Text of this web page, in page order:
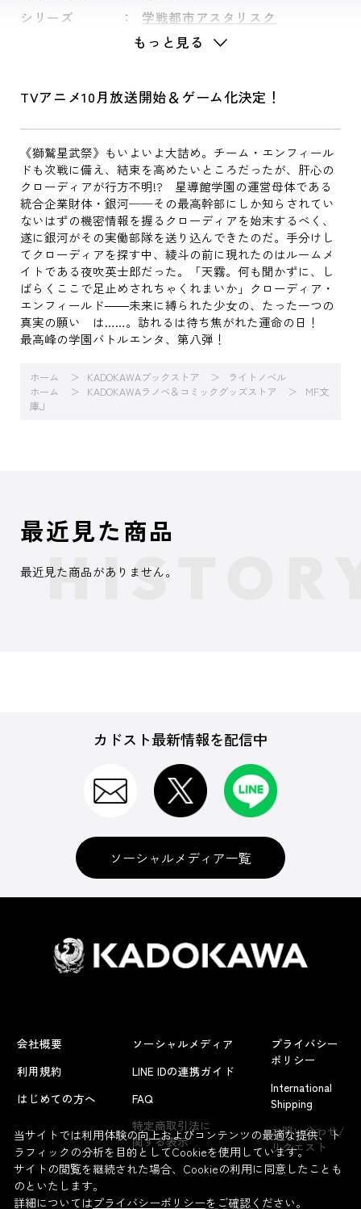
シリーズ
学戦都市アスタリスク
もっと見る
TVアニメ10月放送開始＆ゲーム化決定！
《獅鷲星武祭》もいよいよ大詰め。チーム・エンフィール
ドも次戦に備え、結束を高めたいところだったが、肝心の
クローディアが行方不明!? 星導館学園の運営母体である
統合企業財体・銀河──その最高幹部にしか知らされてい
ないはずの機密情報を握るクローディアを始末するべく、
遂に銀河がその実働部隊を送り込んできたのだ。手分けし
てクローディアを探す中、綾斗の前に現れたのはルームメ
イトである夜吹英士郎だった。「天霧。何も聞かずに、し
ばらくここで足止めされちゃくれまいか」クローディア・
エンフィールド――未来に縛られた少女の、たった一つの
真実の願い は……。訪れるは待ち焦がれた運命の日！
最高峰の学園バトルエンタ、第八弾！
ホーム KADOKAWAブックストア
ライトノベル
ホーム
KADOKAWAラノベ＆コミックグッズストア
MF文
庫J
よくあるお問い合わせ
最近見た商品
最近見た商品がありません。
カドスト最新情報を配信中
ソーシャルメディア一覧
会社概要
利用規約
はじめての方へ
ソーシャルメディア
LINE IDの連携ガイド
FAQ
特定商取引法に
関する表示
プライバシー
ポリシー
International
Shipping
お問い合わせ/
リクエスト
当サイトでは利用体験の向上およびコンテンツの最適な提供、ト
ラフィックの分析を目的としてCookieを使用しています。
サイトの閲覧を継続された場合、Cookieの利用に同意したことも
のといたします。
詳細についてはプライバシーポリシーをご確認ください。